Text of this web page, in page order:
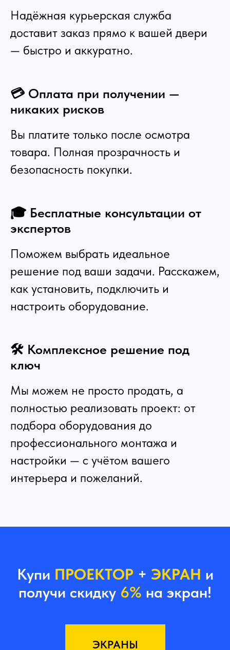
Надёжная курьерская служба
доставит заказ прямо к вашей двери
— быстро и аккуратно.
💳 Оплата при получении —
никаких рисков
Вы платите только после осмотра
товара. Полная прозрачность и
безопасность покупки.
🎓 Бесплатные консультации от
экспертов
Поможем выбрать идеальное
решение под ваши задачи. Расскажем,
как установить, подключить и
настроить оборудование.
🛠️ Комплексное решение под
ключ
Мы можем не просто продать, а
полностью реализовать проект: от
подбора оборудования до
профессионального монтажа и
настройки — с учётом вашего
интерьера и пожеланий.
Купи ПРОЕКТОР+ ЭКРАН и
получи скидку 6% на экран!
ЭКРАНЫ